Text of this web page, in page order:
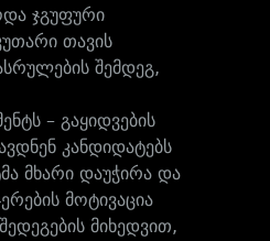
ჯგუფური
თავის
შემდეგ,
– გაყიდვების
კანდიდატებს
მხარი დაუჭირა და
მოტივაცია
მიხედვით,